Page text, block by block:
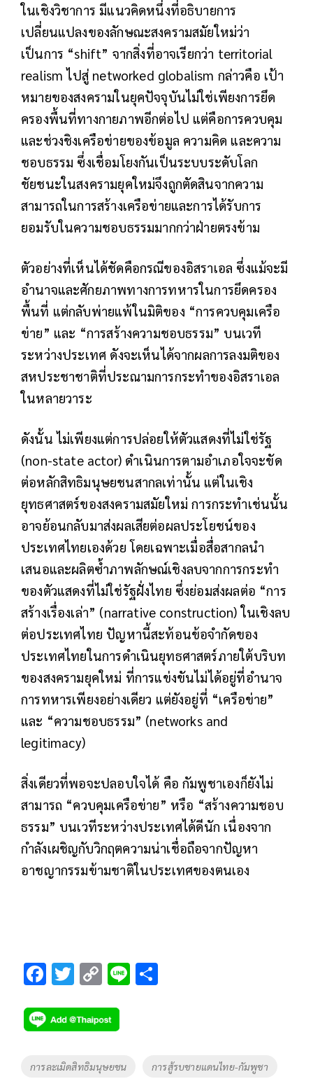
ในเชิงวิชาการ มีแนวคิดหนึ่งที่อธิบายการ
เปลี่ยนแปลงของลักษณะสงครามสมัยใหม่ว่า
เป็นการ “shift” จากสิ่งที่อาจเรียกว่า territorial
realism ไปสู่ networked globalism กล่าวคือ เป้า
หมายของสงครามในยุคปัจจุบันไม่ใช่เพียงการยึด
ครองพื้นที่ทางกายภาพอีกต่อไป แต่คือการควบคุม
และช่วงชิงเครือข่ายของข้อมูล ความคิด และความ
ชอบธรรม ซึ่งเชื่อมโยงกันเป็นระบบระดับโลก
ชัยชนะในสงครามยุคใหม่จึงถูกตัดสินจากความ
สามารถในการสร้างเครือข่ายและการได้รับการ
ยอมรับในความชอบธรรมมากกว่าฝ่ายตรงข้าม
ตัวอย่างที่เห็นได้ชัดคือกรณีของอิสราเอล ซึ่งแม้จะมี
อำนาจและศักยภาพทางการทหารในการยึดครอง
พื้นที่ แต่กลับพ่ายแพ้ในมิติของ “การควบคุมเครือ
ข่าย” และ “การสร้างความชอบธรรม” บนเวที
ระหว่างประเทศ ดังจะเห็นได้จากผลการลงมติของ
สหประชาชาติที่ประณามการกระทำของอิสราเอล
ในหลายวาระ
ดังนั้น ไม่เพียงแต่การปล่อยให้ตัวแสดงที่ไม่ใช่รัฐ
(non-state actor) ดำเนินการตามอำเภอใจจะขัด
ต่อหลักสิทธิมนุษยชนสากลเท่านั้น แต่ในเชิง
ยุทธศาสตร์ของสงครามสมัยใหม่ การกระทำเช่นนั้น
อาจย้อนกลับมาส่งผลเสียต่อผลประโยชน์ของ
ประเทศไทยเองด้วย โดยเฉพาะเมื่อสื่อสากลนำ
เสนอและผลิตซ้ำภาพลักษณ์เชิงลบจากการกระทำ
ของตัวแสดงที่ไม่ใช่รัฐฝั่งไทย ซึ่งย่อมส่งผลต่อ “การ
สร้างเรื่องเล่า” (narrative construction) ในเชิงลบ
ต่อประเทศไทย ปัญหานี้สะท้อนข้อจำกัดของ
ประเทศไทยในการดำเนินยุทธศาสตร์ภายใต้บริบท
ของสงครามยุคใหม่ ที่การแข่งขันไม่ได้อยู่ที่อำนาจ
การทหารเพียงอย่างเดียว แต่ยังอยู่ที่ “เครือข่าย”
และ “ความชอบธรรม” (networks and
legitimacy)
สิ่งเดียวที่พอจะปลอบใจได้ คือ กัมพูชาเองก็ยังไม่
สามารถ “ควบคุมเครือข่าย” หรือ “สร้างความชอบ
ธรรม” บนเวทีระหว่างประเทศได้ดีนัก เนื่องจาก
กำลังเผชิญกับวิกฤตความน่าเชื่อถือจากปัญหา
อาชญากรรมข้ามชาติในประเทศของตนเอง
F
e
b
o
T
tt
er
C
p
y
Li
Li
Tags
การละเมิดสิทธิมนุษยชน​ การสู้รบชายแดนไทย-กัมพูชา